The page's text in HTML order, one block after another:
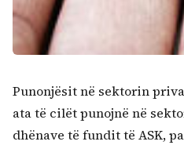
Punonjësit në sektorin
ata të cilët punojnë në
dhënave të fundit të ASK,